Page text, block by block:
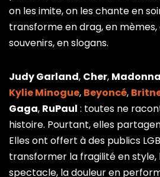
on les imite, on les chante en
transforme en drag, en
souvenirs, en slogans.
Judy Garland, Cher, Madonna
Kylie Minogue, Beyoncé,
Gaga, RuPaul : toutes ne
histoire. Pourtant, elles
Elles ont offert à des publics
transformer la fragilité en style,
spectacle, la douleur en